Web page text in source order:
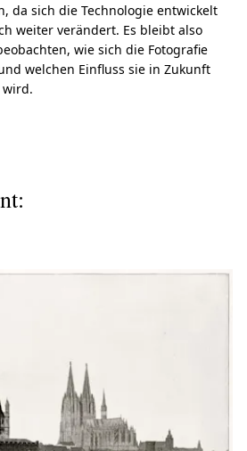
da sich die Technologie entwickelt
weiter verändert. Es bleibt also
wie sich die Fotografie
welchen Einfluss sie in Zukunft
wird.